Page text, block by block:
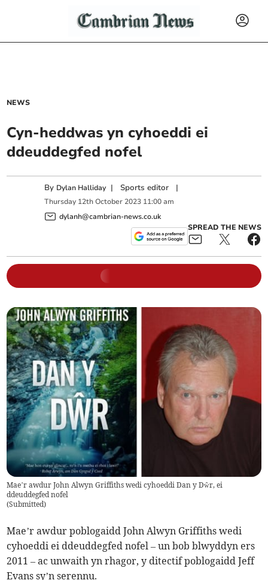
NEWS
Cyn-heddwas yn cyhoeddi ei
ddeuddegfed nofel
By Dylan Halliday | Sports editor |
Thursday 12th October 2023 11:00 am
dylanh@cambrian-news.co.uk
SPREAD THE NEWS
Mae’r awdur John Alwyn Griffiths wedi cyhoeddi Dan y Dŵr, ei
ddeuddegfed nofel
(Submitted)
Mae’r awdur poblogaidd John Alwyn Griffiths wedi
cyhoeddi ei ddeuddegfed nofel – un bob blwyddyn ers
2011 – ac unwaith yn rhagor, y ditectif poblogaidd Jeff
Evans sy’n serennu.